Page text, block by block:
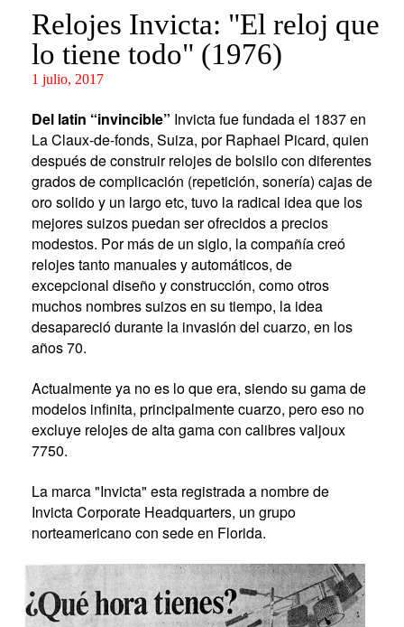
Relojes Invicta: "El reloj que
lo tiene todo" (1976)
1 julio, 2017
Del latin “invincible” Invicta fue fundada el 1837 en
La Claux-de-fonds, Suiza, por Raphael Picard, quien
después de construir relojes de bolsilo con diferentes
grados de complicación (repetición, sonería) cajas de
oro solido y un largo etc, tuvo la radical idea que los
mejores suizos puedan ser ofrecidos a precios
modestos. Por más de un siglo, la compañía creó
relojes tanto manuales y automáticos, de
excepcional diseño y construcción, como otros
muchos nombres suizos en su tiempo, la idea
desapareció durante la invasión del cuarzo, en los
años 70.
Actualmente ya no es lo que era, siendo su gama de
modelos infinita, principalmente cuarzo, pero eso no
excluye relojes de alta gama con calibres valjoux
7750.
La marca "Invicta" esta registrada a nombre de
Invicta Corporate Headquarters, un grupo
norteamericano con sede en Florida.